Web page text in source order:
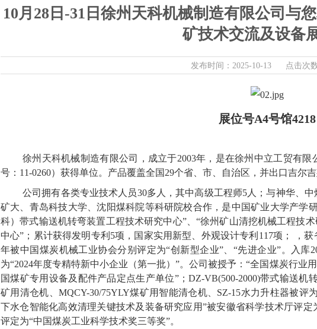
10月28日-31日徐州天科机械制造有限公司与
矿技术交流及设备
发布时间：2025-10-13 点击次
展位号A4号馆4218
徐州天科机械制造有限公司，成立于2003年，是在徐州中立工贸有
号：11-0260）获得单位。产品覆盖全国29个省、市、自治区，并出口吉尔
公司拥有各类专业技术人员30多人，其中高级工程师5人；与神华、
矿大、青岛科技大学、沈阳煤科院等科研院校合作，是中国矿业大学产学
科）带式输送机转弯装置工程技术研究中心”、“徐州矿山清挖机械工程技
中心”；累计获得发明专利5项，国家实用新型、外观设计专利117项； ，
年被中国煤炭机械工业协会分别评定为“创新型企业”、“先进企业”。入
为“2024年度专精特新中小企业（第一批）”。公司被授予：“全国煤炭行业
国煤矿专用设备及配件产品定点生产单位”；DZ-VB(500-2000)带式输送机
矿用清仓机、MQCY-30/75YLY煤矿用智能清仓机、SZ-15水力升柱器被评
下水仓智能化高效清理关键技术及装备研究应用”被安徽省科学技术厅评
评定为“中国煤炭工业科学技术奖三等奖”。